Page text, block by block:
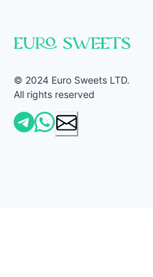
© 2024 Euro Sweets LTD.
All rights reserved